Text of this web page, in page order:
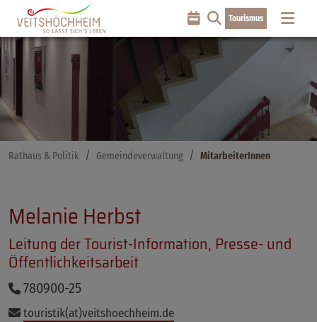
Tourismus
Rathaus & Politik Gemeindeverwaltung MitarbeiterInnen
Melanie Herbst
Leitung der Tourist-Information, Presse- und
Öffentlichkeitsarbeit
780900-25
touristik(at)veitshoechheim.de